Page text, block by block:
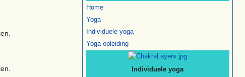
Home
Yoga
Individuele yoga
Yoga opleiding
Individuele yoga